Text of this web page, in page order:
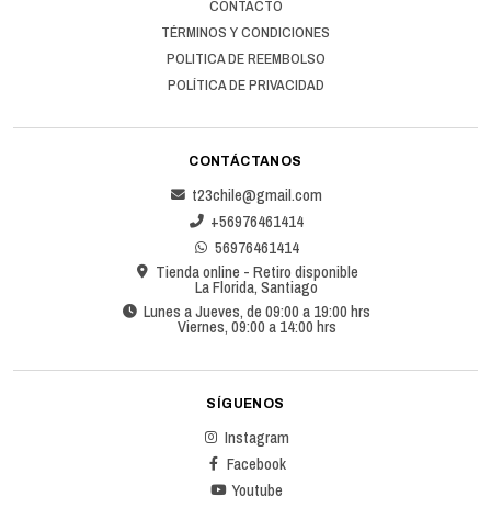
CONTACTO
TÉRMINOS Y CONDICIONES
POLITICA DE REEMBOLSO
POLÍTICA DE PRIVACIDAD
CONTÁCTANOS
t23chile@gmail.com
+56976461414
56976461414
Tienda online - Retiro disponible
La Florida, Santiago
Lunes a Jueves, de 09:00 a 19:00 hrs
Viernes, 09:00 a 14:00 hrs
SÍGUENOS
Instagram
Facebook
Youtube